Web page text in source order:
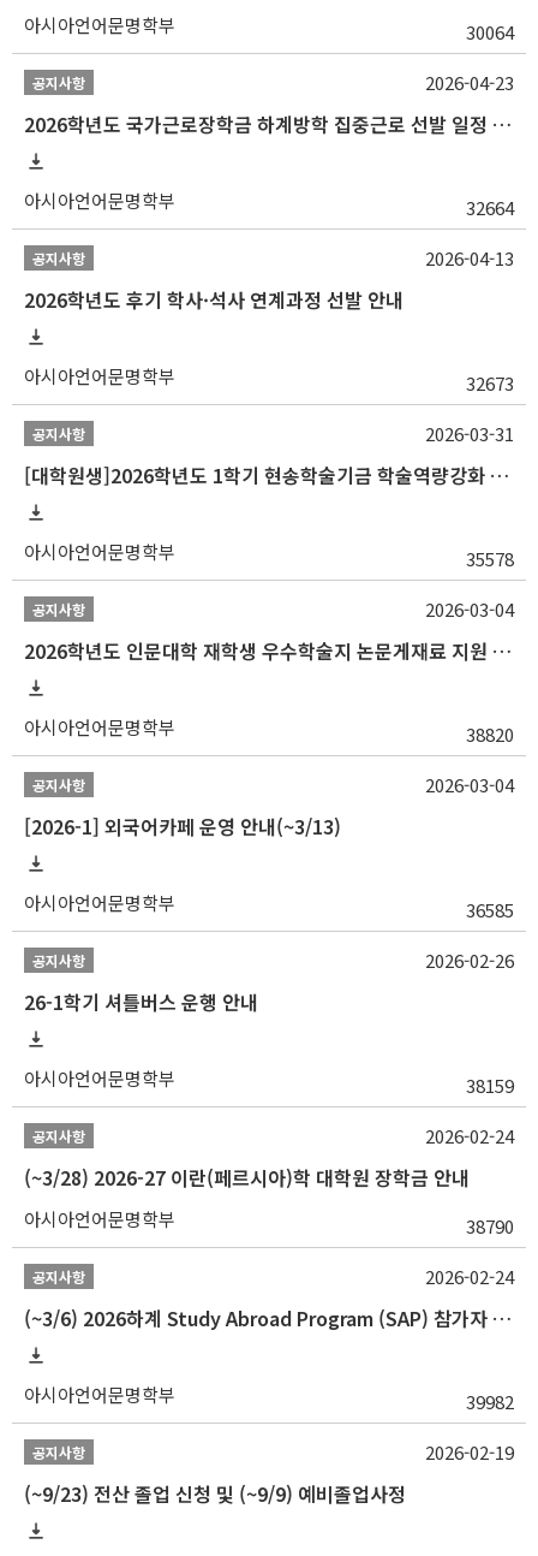
아시아언어문명학부 30064
공지사항
2026학년도 국가근로장학금 하계방학 집중근로 선발 일정 안내
아시아언어문명학부 32664
2026-04-23
공지사항
2026학년도 후기 학사·석사 연계과정 선발 안내
아시아언어문명학부 32673
2026-04-13
공지사항
[대학원생]2026학년도 1학기 현송학술기금 학술역량강화 사업 안내
아시아언어문명학부 35578
2026-03-31
공지사항
2026학년도 인문대학 재학생 우수학술지 논문게재료 지원 안내
아시아언어문명학부 38820
2026-03-04
공지사항
[2026-1] 외국어카페 운영 안내(~3/13)
아시아언어문명학부 36585
2026-03-04
공지사항
26-1학기 셔틀버스 운행 안내
아시아언어문명학부 38159
2026-02-26
공지사항
(~3/28) 2026-27 이란(페르시아)학 대학원 장학금 안내
아시아언어문명학부 38790
2026-02-24
공지사항
(~3/6) 2026하계 Study Abroad Program (SAP) 참가자 모집 안내
아시아언어문명학부 39982
2026-02-24
공지사항
(~9/23) 전산 졸업 신청 및 (~9/9) 예비졸업사정
2026-02-19